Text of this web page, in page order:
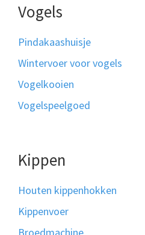
Vogels
Pindakaashuisje
Wintervoer voor vogels
Vogelkooien
Vogelspeelgoed
Kippen
Houten kippenhokken
Kippenvoer